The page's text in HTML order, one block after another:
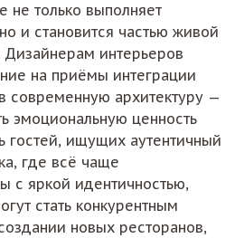
не только выполняет
и становится частью живой
Дизайнерам интерьеров
на приёмы интеграции
современную архитектуру —
эмоциональную ценность
гостей, ищущих аутентичный
где всё чаще
с яркой идентичностью,
стать конкурентным
новых ресторанов,